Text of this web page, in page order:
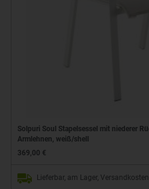
Solpuri Soul Stapelsessel mit niederer
Armlehnen, weiß/shell
369,00 €
Lieferbar, am Lager,